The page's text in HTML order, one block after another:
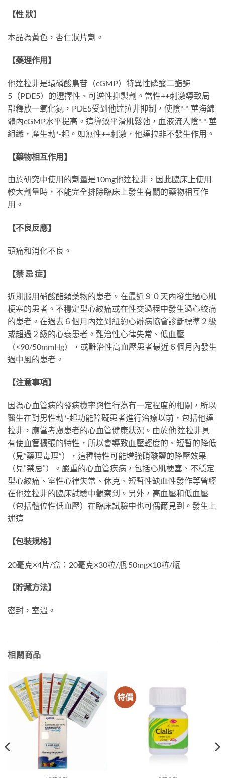
【性 狀】
本品為黃色，杏仁狀片劑。
【藥理作用】
他達拉非是環磷酸鳥苷（cGMP）特異性磷酸二酯酶
5（PDE5）的選擇性、可逆性抑製劑。當性++刺激導致局
部釋放一氧化氮，PDE5受到他達拉非抑制，使陰*-*-莖海綿
體內cGMP水平提高。這導致平滑肌鬆弛，血液流入陰*-*-莖
組織，產生勃*-起。如無性++刺激，他達拉非不發生作用。
【藥物相互作用】
由於研究中使用的劑量是10mg他達拉非，因此臨床上使用
較大劑量時，不能完全排除臨床上發生有關的藥物相互作
用。
【不良反應】
頭痛和消化不良。
【禁 忌 症】
近期服用硝酸酯類藥物的患者。在最近９０天內發生過心肌
梗塞的患者。不穩定型心絞痛或在性交過程中發生過心絞痛
的患者。在過去６個月內達到紐約心髒病協會診斷標準２級
或超過２級的心衰患者。難治性心律失常、低血壓
（<90/50mmHg），或難治性高血壓患者最近６個月內發生
過中風的患者。
【注意事項】
因為心血管病的發病機率與性行為有一定程度的相關，所以
醫生在對男性勃*-起功能障礙患者進行治療以前，包括他達
拉非，應當考慮患者的心血管健康狀況。由於他 達拉非具
有使血管擴張的特性，所以會導致血壓輕度的、短暫的降低
（見”藥理毒理”），這種特性可能增強硝酸鹽的降壓效果
（見”禁忌”）。嚴重的心血管疾病，包括心肌梗塞、不穩定
型心絞痛、室性心律失常、休克、短暫性缺血性發作等曾經
在他達拉非的臨床試驗中觀察到。另外，高血壓和低血壓
（包括體位性低血壓）在臨床試驗中也可偶爾見到。發生上
述這
【包裝規格】
20毫克×4片/盒：20毫克×30粒/瓶 50mg×10粒/瓶
【貯藏方法】
密封，室溫。
相關商品
特價